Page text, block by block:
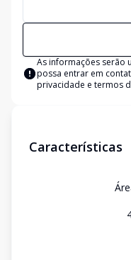
As informações serão
possa entrar em
privacidade e termos
Características